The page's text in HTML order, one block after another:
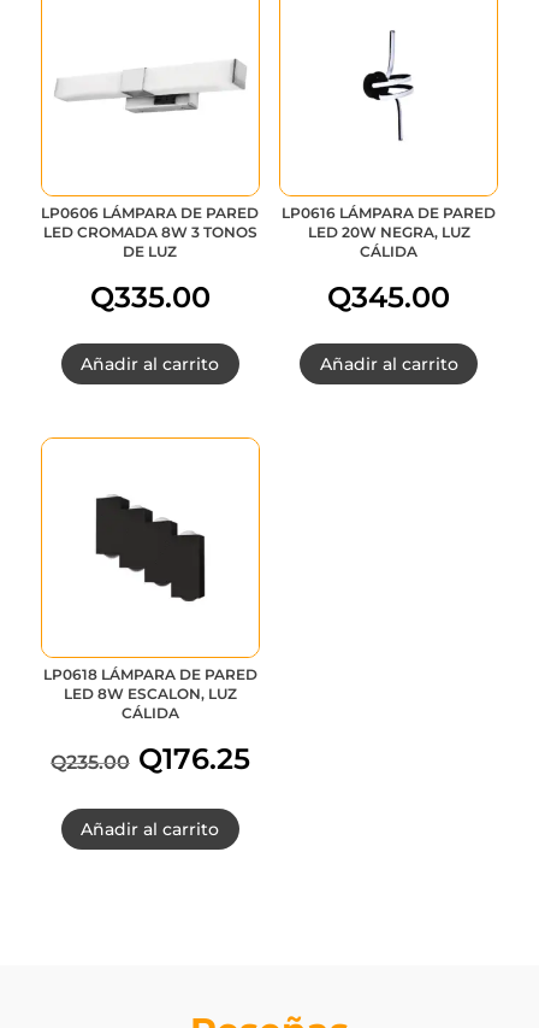
Q215.00. Q161.25.
LP0606 LÁMPARA DE PARED
LED CROMADA 8W 3 TONOS
DE LUZ
Q335.00
Añadir al carrito
LP0616 LÁMPARA DE PARED
LED 20W NEGRA, LUZ
CÁLIDA
Q345.00
Añadir al carrito
LP0618 LÁMPARA DE PARED
LED 8W ESCALON, LUZ
CÁLIDA
Q235.00
precio
Q235.00.
Q176.25
Q176.25.
Añadir al carrito